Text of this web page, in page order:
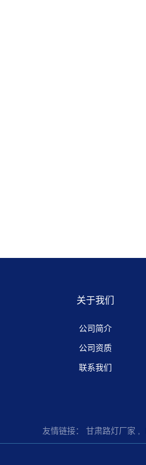
关于我们
公司简介
公司资质
联系我们
友情链接： 甘肃路灯厂家 ,